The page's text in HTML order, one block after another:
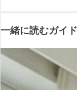
一緒に読むガイド